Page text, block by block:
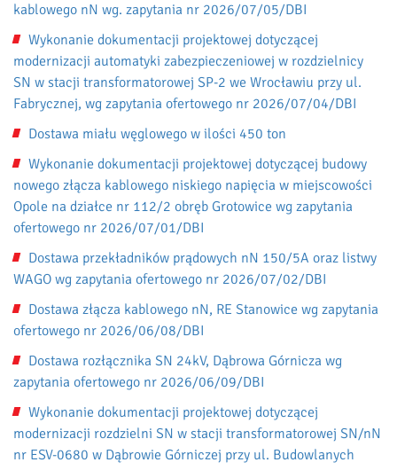
kablowego nN wg. zapytania nr 2026/07/05/DBI
Wykonanie dokumentacji projektowej dotyczącej
modernizacji automatyki zabezpieczeniowej w rozdzielnicy
SN w stacji transformatorowej SP-2 we Wrocławiu przy ul.
Fabrycznej, wg zapytania ofertowego nr 2026/07/04/DBI
Dostawa miału węglowego w ilości 450 ton
Wykonanie dokumentacji projektowej dotyczącej budowy
nowego złącza kablowego niskiego napięcia w miejscowości
Opole na działce nr 112/2 obręb Grotowice wg zapytania
ofertowego nr 2026/07/01/DBI
Dostawa przekładników prądowych nN 150/5A oraz listwy
WAGO wg zapytania ofertowego nr 2026/07/02/DBI
Dostawa złącza kablowego nN, RE Stanowice wg zapytania
ofertowego nr 2026/06/08/DBI
Dostawa rozłącznika SN 24kV, Dąbrowa Górnicza wg
zapytania ofertowego nr 2026/06/09/DBI
Wykonanie dokumentacji projektowej dotyczącej
modernizacji rozdzielni SN w stacji transformatorowej SN/nN
nr ESV-0680 w Dąbrowie Górniczej przy ul. Budowlanych